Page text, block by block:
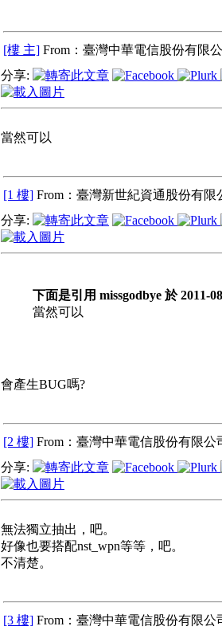
[樓 主] From：臺灣中華電信股份有限
分享:
當然可以
[1 樓] From：臺灣新世紀資通股份有限
分享:
下面是引用 missgodbye 於 2011-
當然可以
會產生BUG嗎?
[2 樓] From：臺灣中華電信股份有限公
分享:
無法獨立抽出，吧。
好像也要搭配nst_wpn等等，吧。
不清楚。
[3 樓] From：臺灣中華電信股份有限公